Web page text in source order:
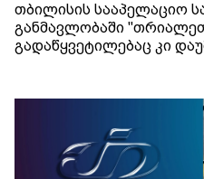
თბილისის სააპელაციო
განმავლობაში
გადაწყვეტილებაც კი